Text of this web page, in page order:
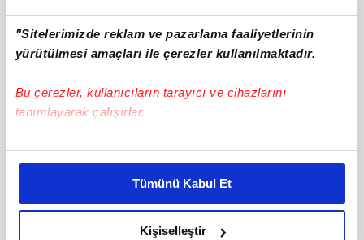
"Sitelerimizde reklam ve pazarlama faaliyetlerinin
yürütülmesi amaçları ile çerezler kullanılmaktadır.
Bu çerezler, kullanıcıların tarayıcı ve cihazlarını
tanımlayarak çalışırlar.
Bu çerezlere izin vermeniz halinde sizlere özel
daha iyi reklam deneyimi yaşatabiliriz. Bunu yaparken
amacımızın size daha iyi bir reklam deneyimi sunmak
olduğunu ve sizlere en iyi içerikleri sunabilmek adına
Tümünü Kabul Et
Kişiselleştir
Uzm. Dyt. Veysel Ciğerli, ızgara veya
haşlamanın sağlıklı pişirme yöntemleri
olduğunu vurgulayarak şunları söyledi: